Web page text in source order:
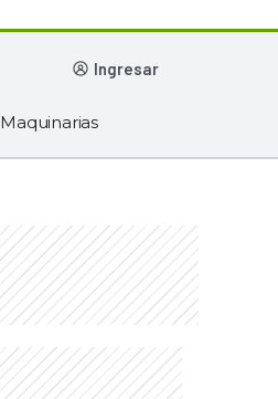
ingresar
Maquinarias